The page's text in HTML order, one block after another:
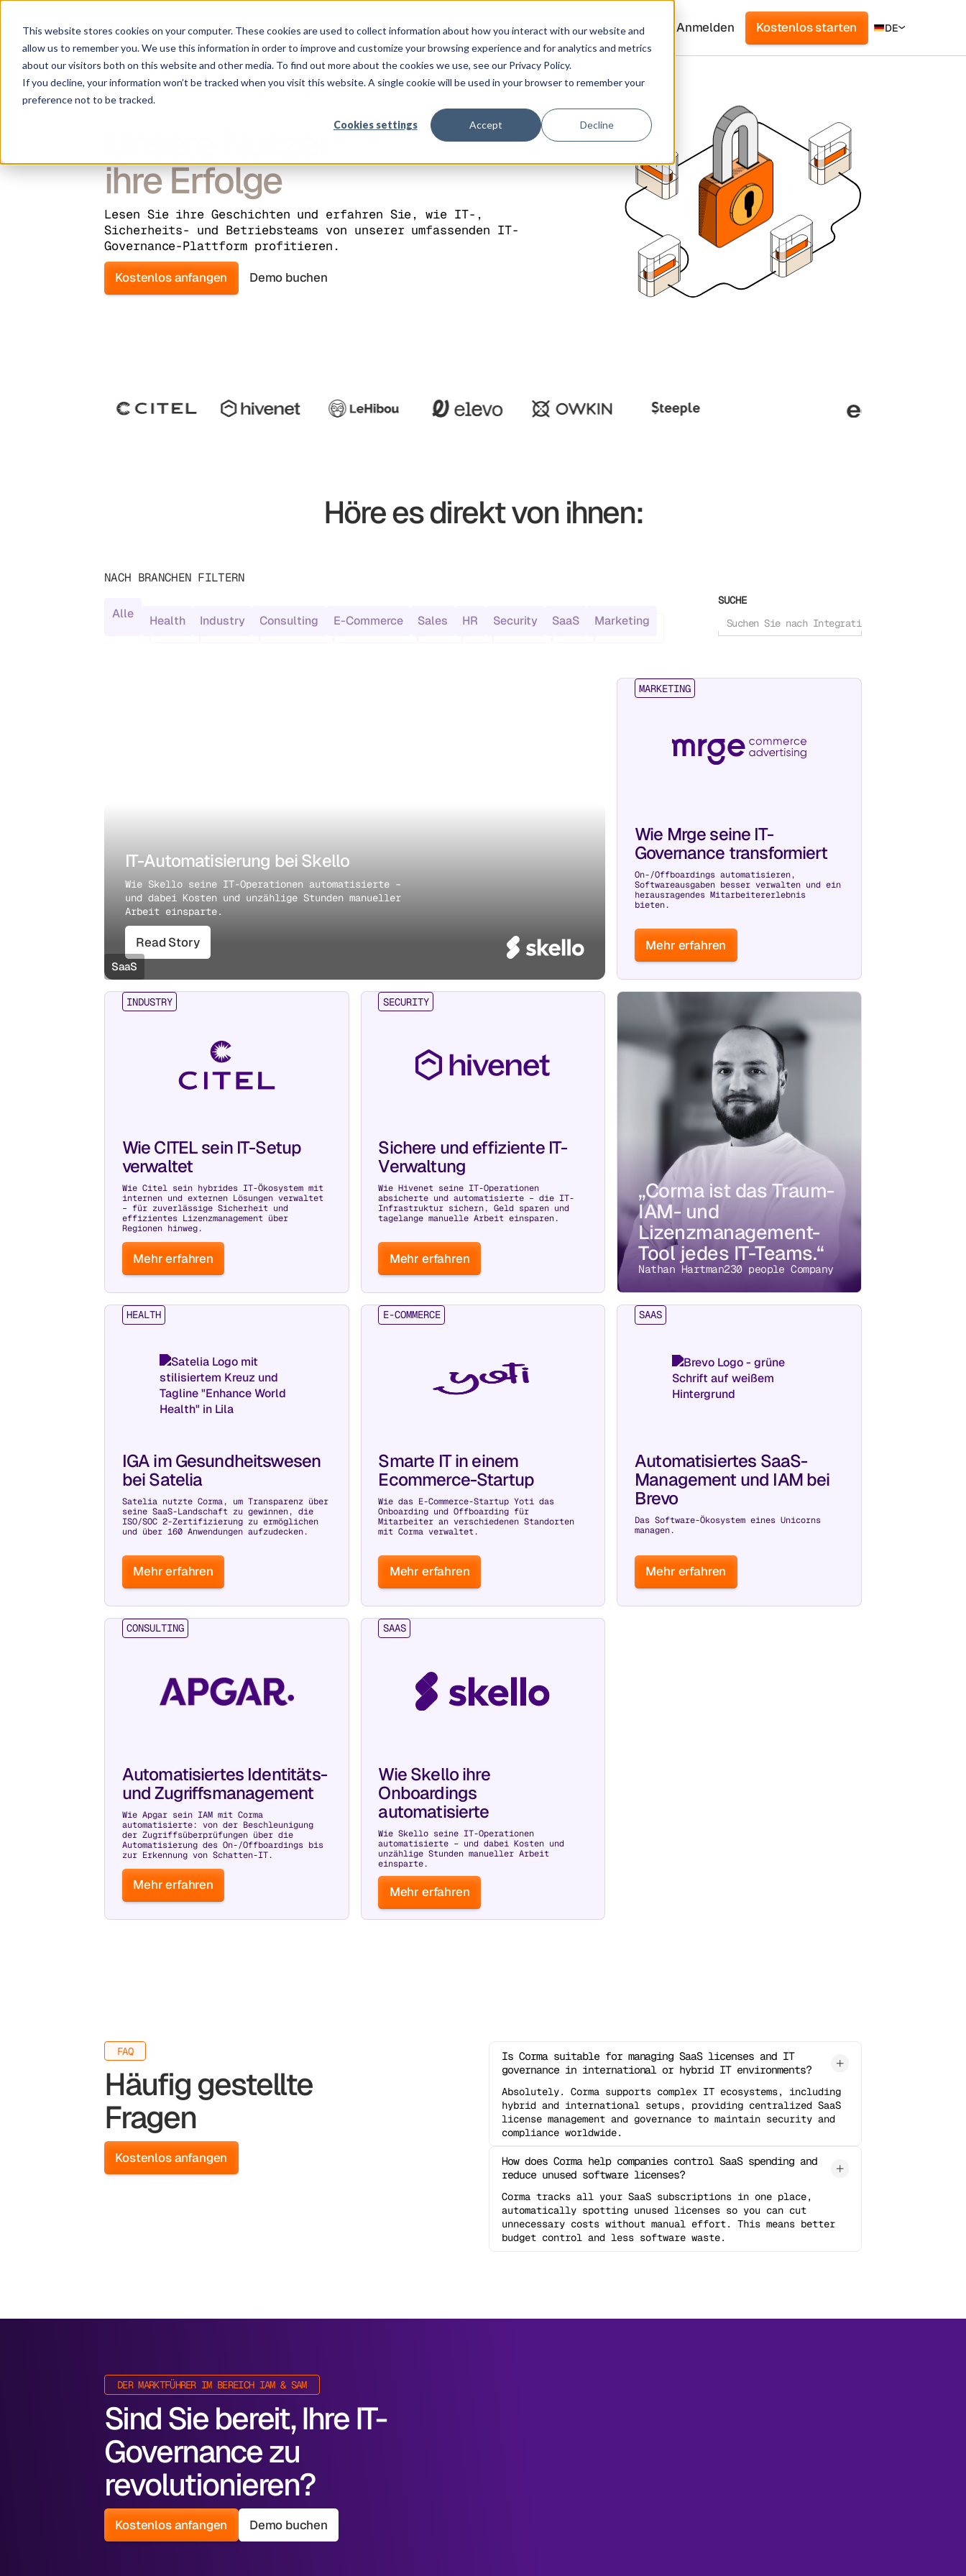
This website stores cookies on your computer. These cookies are used to collect information about how you interact with our website and
allow us to remember you. We use this information in order to improve and customize your browsing experience and for analytics and metrics
about our visitors both on this website and other media. To find out more about the cookies we use, see our Privacy Policy.
If you decline, your information won’t be tracked when you visit this website. A single cookie will be used in your browser to remember your
preference not to be tracked.
Cookies settings Accept Decline
Lösungen Plattform Kunden Preise Ressourcen Unternehmen Anmelden Kostenlos starten DE
und
ihre Erfolge
Lesen Sie ihre Geschichten und erfahren Sie, wie IT-,
Sicherheits- und Betriebsteams von unserer umfassenden IT-
Governance-Plattform profitieren.
Kostenlos anfangen
Demo buchen
Höre es direkt von ihnen:
NACH BRANCHEN FILTERN
Alle Health Industry Consulting E-Commerce Sales HR Security SaaS Marketing
SUCHE
SaaS
IT-Automatisierung bei Skello
Wie Skello seine IT-Operationen automatisierte –
und dabei Kosten und unzählige Stunden manueller
Arbeit einsparte.
Read Story
MARKETING
Wie Mrge seine IT-
Governance transformiert
On-/Offboardings automatisieren,
Softwareausgaben besser verwalten und ein
herausragendes Mitarbeitererlebnis
bieten.
Mehr erfahren
INDUSTRY
Wie CITEL sein IT-Setup
verwaltet
Wie Citel sein hybrides IT-Ökosystem mit
internen und externen Lösungen verwaltet
– für zuverlässige Sicherheit und
effizientes Lizenzmanagement über
Regionen hinweg.
Mehr erfahren
SECURITY
Sichere und effiziente IT-
Verwaltung
Wie Hivenet seine IT-Operationen
absicherte und automatisierte – die IT-
Infrastruktur sichern, Geld sparen und
tagelange manuelle Arbeit einsparen.
Mehr erfahren
„Corma ist das Traum-
IAM- und
Lizenzmanagement-
Tool jedes IT-Teams.“
Nathan Hartman230 people Company
HEALTH
IGA im Gesundheitswesen
bei Satelia
Satelia nutzte Corma, um Transparenz über
seine SaaS-Landschaft zu gewinnen, die
ISO/SOC 2-Zertifizierung zu ermöglichen
und über 160 Anwendungen aufzudecken.
Mehr erfahren
E-COMMERCE
Smarte IT in einem
Ecommerce-Startup
Wie das E-Commerce-Startup Yoti das
Onboarding und Offboarding für
Mitarbeiter an verschiedenen Standorten
mit Corma verwaltet.
Mehr erfahren
SAAS
Automatisiertes SaaS-
Management und IAM bei
Brevo
Das Software-Ökosystem eines Unicorns
managen.
Mehr erfahren
CONSULTING
Automatisiertes Identitäts-
und Zugriffsmanagement
Wie Apgar sein IAM mit Corma
automatisierte: von der Beschleunigung
der Zugriffsüberprüfungen über die
Automatisierung des On-/Offboardings bis
zur Erkennung von Schatten-IT.
Mehr erfahren
SAAS
Wie Skello ihre
Onboardings
automatisierte
Wie Skello seine IT-Operationen
automatisierte – und dabei Kosten und
unzählige Stunden manueller Arbeit
einsparte.
Mehr erfahren
FAQ
Häufig gestellte
Fragen
Kostenlos anfangen
Is Corma suitable for managing SaaS licenses and IT
governance in international or hybrid IT environments?
Absolutely. Corma supports complex IT ecosystems, including
hybrid and international setups, providing centralized SaaS
license management and governance to maintain security and
compliance worldwide.
How does Corma help companies control SaaS spending and
reduce unused software licenses?
Corma tracks all your SaaS subscriptions in one place,
automatically spotting unused licenses so you can cut
unnecessary costs without manual effort. This means better
budget control and less software waste.
DER MARKTFÜHRER IM BEREICH IAM & SAM
Sind Sie bereit, Ihre IT-
Governance zu
revolutionieren?
Kostenlos anfangen Demo buchen